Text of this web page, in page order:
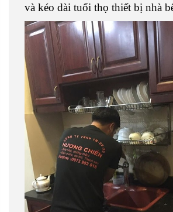
và kéo dài tuổi thọ thiết bị nhà